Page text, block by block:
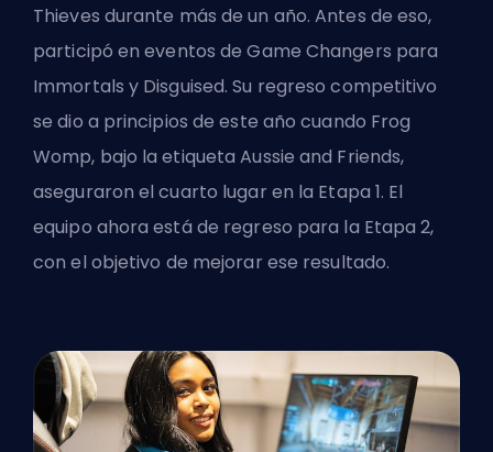
Thieves durante más de un año. Antes de eso,
participó en eventos de Game Changers para
Immortals y Disguised. Su regreso competitivo
se dio a principios de este año cuando Frog
Womp, bajo la etiqueta Aussie and Friends,
aseguraron el cuarto lugar en la Etapa 1. El
equipo ahora está de regreso para la Etapa 2,
con el objetivo de mejorar ese resultado.